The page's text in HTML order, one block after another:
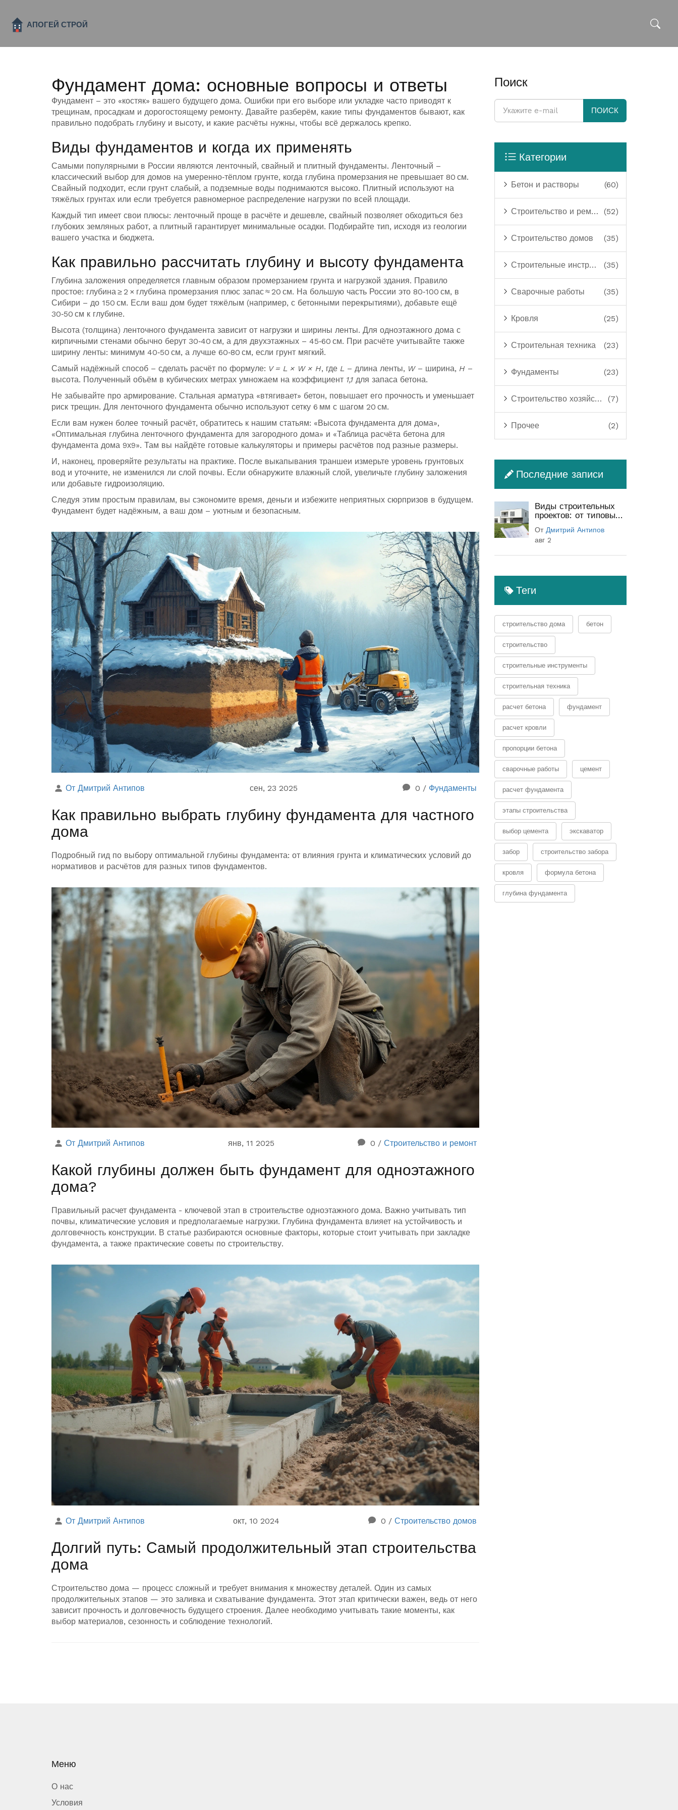
Фундамент дома: основные вопросы и ответы
Фундамент – это «костяк» вашего будущего дома. Ошибки при его выборе или укладке часто приводят к
трещинам, просадкам и дорогостоящему ремонту. Давайте разберём, какие типы фундаментов бывают, как
правильно подобрать глубину и высоту, и какие расчёты нужны, чтобы всё держалось крепко.
Виды фундаментов и когда их применять
Самыми популярными в России являются ленточный, свайный и плитный фундаменты. Ленточный –
классический выбор для домов на умеренно‑тёплом грунте, когда глубина промерзания не превышает 80 см.
Свайный подходит, если грунт слабый, а подземные воды поднимаются высоко. Плитный используют на
тяжёлых грунтах или если требуется равномерное распределение нагрузки по всей площади.
Каждый тип имеет свои плюсы: ленточный проще в расчёте и дешевле, свайный позволяет обходиться без
глубоких земляных работ, а плитный гарантирует минимальные осадки. Подбирайте тип, исходя из геологии
вашего участка и бюджета.
Как правильно рассчитать глубину и высоту фундамента
Глубина заложения определяется главным образом промерзанием грунта и нагрузкой здания. Правило
простое: глубина ≥ 2 × глубина промерзания плюс запас ≈ 20 см. На большую часть России это 80‑100 см, в
Сибири – до 150 см. Если ваш дом будет тяжёлым (например, с бетонными перекрытиями), добавьте ещё
30‑50 см к глубине.
Высота (толщина) ленточного фундамента зависит от нагрузки и ширины ленты. Для одноэтажного дома с
кирпичными стенами обычно берут 30‑40 см, а для двухэтажных – 45‑60 см. При расчёте учитывайте также
ширину ленты: минимум 40‑50 см, а лучше 60‑80 см, если грунт мягкий.
Самый надёжный способ – сделать расчёт по формуле: V = L × W × H, где L – длина ленты, W– ширина, H –
высота. Полученный объём в кубических метрах умножаем на коэффициент 1,1 для запаса бетона.
Не забывайте про армирование. Стальная арматура «втягивает» бетон, повышает его прочность и уменьшает
риск трещин. Для ленточного фундамента обычно используют сетку 6 мм с шагом 20 см.
Если вам нужен более точный расчёт, обратитесь к нашим статьям: «Высота фундамента для дома»,
«Оптимальная глубина ленточного фундамента для загородного дома» и «Таблица расчёта бетона для
фундамента дома 9х9». Там вы найдёте готовые калькуляторы и примеры расчётов под разные размеры.
И, наконец, проверяйте результаты на практике. После выкапывания траншеи измерьте уровень грунтовых
вод и уточните, не изменился ли слой почвы. Если обнаружите влажный слой, увеличьте глубину заложения
или добавьте гидроизоляцию.
Следуя этим простым правилам, вы сэкономите время, деньги и избежите неприятных сюрпризов в будущем.
Фундамент будет надёжным, а ваш дом – уютным и безопасным.
От Дмитрий Антипов сен, 23 2025 0 / Фундаменты
Как правильно выбрать глубину фундамента для частного
дома
Подробный гид по выбору оптимальной глубины фундамента: от влияния грунта и климатических условий до
нормативов и расчётов для разных типов фундаментов.
От Дмитрий Антипов янв, 11 2025 0 / Строительство и ремонт
Какой глубины должен быть фундамент для одноэтажного
дома?
Правильный расчет фундамента - ключевой этап в строительстве одноэтажного дома. Важно учитывать тип
почвы, климатические условия и предполагаемые нагрузки. Глубина фундамента влияет на устойчивость и
долговечность конструкции. В статье разбираются основные факторы, которые стоит учитывать при закладке
фундамента, а также практические советы по строительству.
От Дмитрий Антипов окт, 10 2024 0 / Строительство домов
Долгий путь: Самый продолжительный этап строительства
дома
Строительство дома — процесс сложный и требует внимания к множеству деталей. Один из самых
продолжительных этапов — это заливка и схватывание фундамента. Этот этап критически важен, ведь от него
зависит прочность и долговечность будущего строения. Далее необходимо учитывать такие моменты, как
выбор материалов, сезонность и соблюдение технологий.
Поиск
ПОИСК
Категории
Бетон и растворы (60)
Строительство и ремонт (52)
Строительство домов (35)
Строительные инструменты (35)
Сварочные работы (35)
Кровля (25)
Строительная техника (23)
Фундаменты (23)
Строительство хозяйственных построек (7)
Прочее (2)
Последние записи
Виды строительных
проектов: от типовых
(полный гид)
От Дмитрий Антипов
авг 2
Теги
строительство дома бетон
строительство
строительные инструменты
строительная техника
расчет бетона фундамент
расчет кровли
пропорции бетона
сварочные работы цемент
расчет фундамента
этапы строительства
выбор цемента экскаватор
забор строительство забора
кровля формула бетона
глубина фундамента
Меню
О нас
Условия